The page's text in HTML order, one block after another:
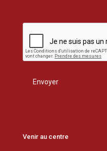
Venir au centre